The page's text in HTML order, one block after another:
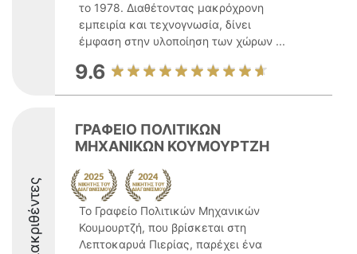
το 1978. Διαθέτοντας μακρόχρονη
εμπειρία και τεχνογνωσία, δίνει
έμφαση στην υλοποίηση των χώρων ...
9.6
Διακριθέντες
ΓΡΑΦΕΙΟ ΠΟΛΙΤΙΚΩΝ
ΜΗΧΑΝΙΚΩΝ ΚΟΥΜΟΥΡΤΖΗ
Το Γραφείο Πολιτικών Μηχανικών
Κουμουρτζή, που βρίσκεται στη
Λεπτοκαρυά Πιερίας, παρέχει ένα